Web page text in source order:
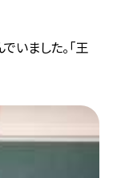
いました。「王